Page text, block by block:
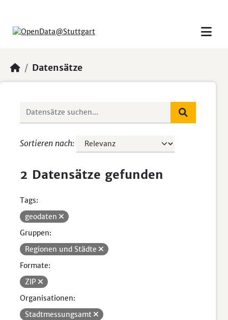
Datensätze
Sortieren nach
2 Datensätze gefunden
Tags:
geodaten
Gruppen:
Regionen und Städte
Formate:
ZIP
Organisationen:
Stadtmessungsamt